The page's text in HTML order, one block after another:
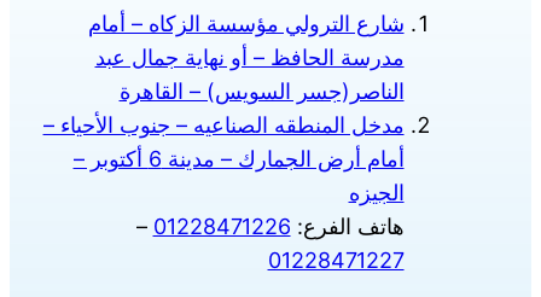
شارع الترولي مؤسسة الزكاه – أمام
مدرسة الحافظ – أو نهاية جمال عبد
الناصر(جسر السويس) – القاهرة
مدخل المنطقه الصناعيه – جنوب الأحياء –
أمام أرض الجمارك – مدينة 6 أكتوبر –
الجيزه
هاتف الفرع: 01228471226
–
01228471227